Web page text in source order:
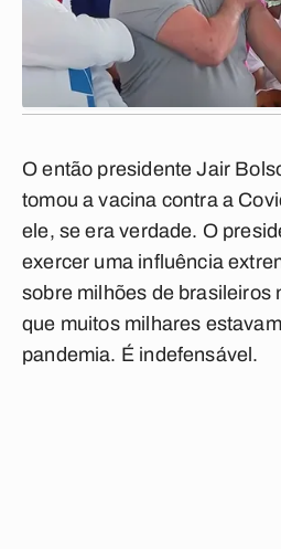
O então presidente Jair
tomou a vacina contra a
ele, se era verdade. O
exercer uma influência
sobre milhões de brasileiros
que muitos milhares
pandemia. É indefensável.